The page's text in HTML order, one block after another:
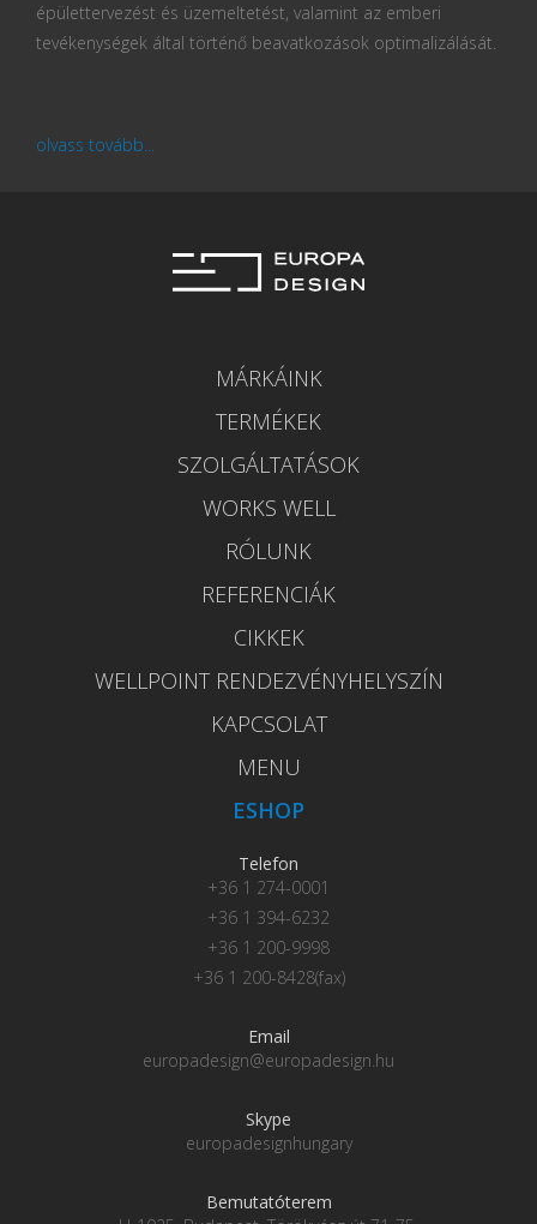
épülettervezést és üzemeltetést, valamint az emberi
tevékenységek által történő beavatkozások optimalizálását.
olvass tovább...
MÁRKÁINK
TERMÉKEK
SZOLGÁLTATÁSOK
WORKS WELL
RÓLUNK
REFERENCIÁK
CIKKEK
WELLPOINT RENDEZVÉNYHELYSZÍN
KAPCSOLAT
MENU
ESHOP
Telefon
+36 1 274-0001
+36 1 394-6232
+36 1 200-9998
+36 1 200-8428(fax)
Email
europadesign@europadesign.hu
Skype
europadesignhungary
Bemutatóterem